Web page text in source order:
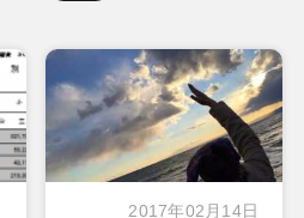
2017年02月14日